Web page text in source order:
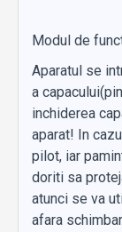
Modul de
Aparatul se
a
inchiderea
aparat! In
pilot, iar
doriti sa
atunci se va
afara